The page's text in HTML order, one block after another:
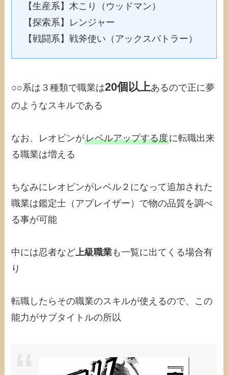
【生産系】木こり（ウッドマン）
【探索系】レンジャー
【戦闘系】戦斧使い（アックスバトラー）
○○系は３種類で職業は20個以上あるので正に夢
のようなスキルである
なお、レオピンがレベルアップする度に転職出来
る職業は増える
ちなみにレオピンがレベル２になって追加された
職業は鑑定士（アプレイザー）で物の品質を調べ
る事が可能
中には忍者など 上級職業も一覧に出てくる場合有
り
転職したらその職業のスキルが使えるので、この
能力がサブタイトルの所以